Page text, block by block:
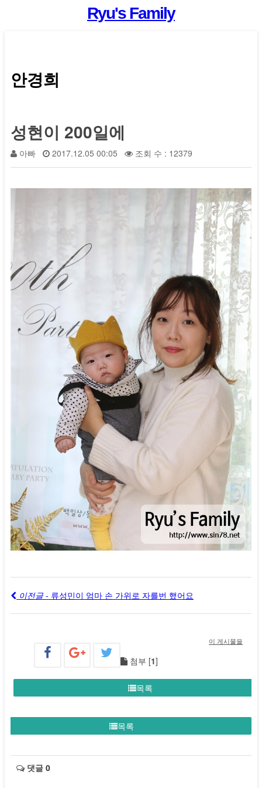
안경희
성현이 200일에
아빠 2017.12.05 00:05 조회 수 : 12379
이전글 - 류성민이 엄마 손 가위로 자를번 했어요
이 게시물을
첨부 [1]
목록
목록
댓글 0
Ryu's Family